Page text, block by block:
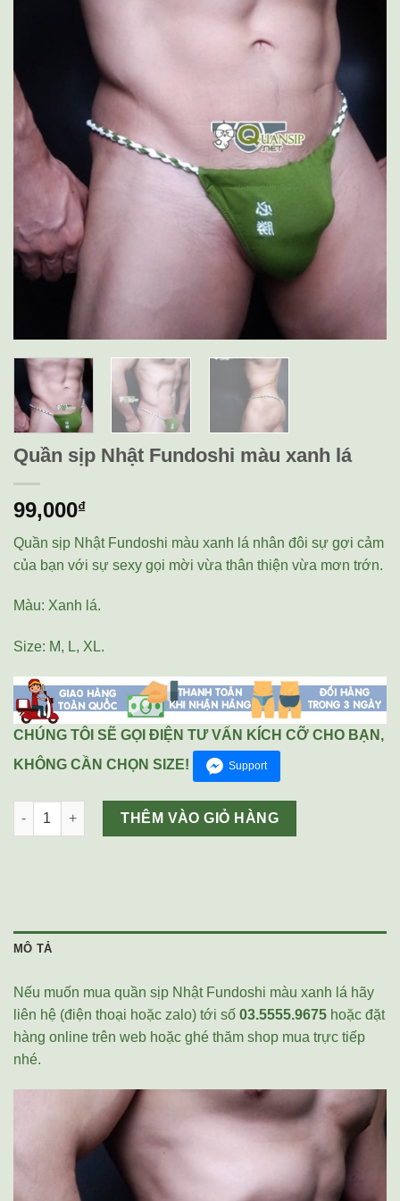
Quần sịp Nhật Fundoshi màu xanh lá
99,000₫
Quần sịp Nhật Fundoshi màu xanh lá nhân đôi sự gợi cảm
của bạn với sự sexy gọi mời vừa thân thiện vừa mơn trớn.
Màu: Xanh lá.
Size: M, L, XL.
CHÚNG TÔI SẼ GỌI ĐIỆN TƯ VẤN KÍCH CỠ CHO BẠN,
KHÔNG CẦN CHỌN SIZE!
Support
Quần sịp Nhật Fundoshi màu xanh lá số lượng
THÊM VÀO GIỎ HÀNG
MÔ TẢ
Nếu muốn mua quần sịp Nhật Fundoshi màu xanh lá hãy
liên hệ (điện thoại hoặc zalo) tới số 03.5555.9675 hoặc đặt
hàng online trên web hoặc ghé thăm shop mua trực tiếp
nhé.